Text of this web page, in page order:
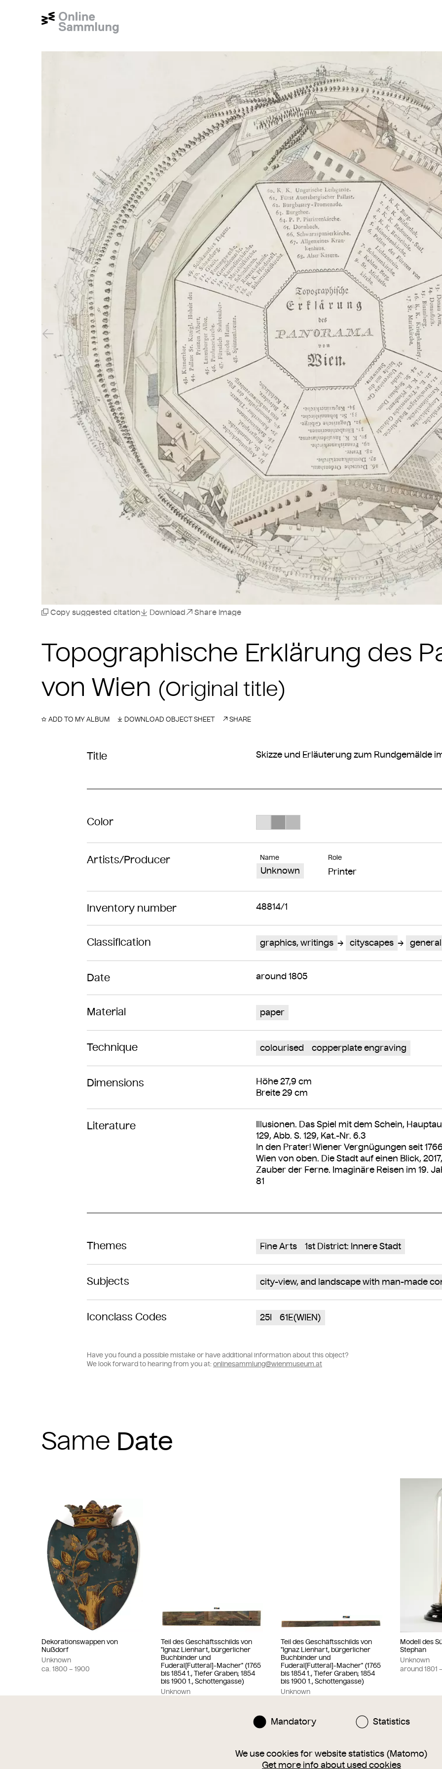
Mandatory Statistics
We use cookies for website statistics (Matomo)
Get more info about used cookies
Topographische Erklärung des
von Wien (Original title)
Copy suggested citation Download Share image
Previous slide
ADD TO MY ALBUM DOWNLOAD OBJECT SHEET SHARE
Title Skizze und Erläuterung zum Rundgemälde
Color
Artists/Producer Name Role
Unknown Printer
Inventory number 48814/1
Classification graphics, writings cityscapes
Date around 1805
Material paper
Technique colourised copperplate engraving
Dimensions
Höhe 27,9 cm
Breite 29 cm
Literature
Illusionen. Das Spiel mit dem Schein,
129, Abb. S. 129, Kat.-Nr. 6.3
In den Prater! Wiener Vergnügungen seit
Wien von oben. Die Stadt auf einen Blick,
Zauber der Ferne. Imaginäre Reisen im 19.
81
Themes Fine Arts 1st District: Innere Stadt
Subjects city-view, and landscape with man-made
Iconclass Codes 25I 61E(WIEN)
Have you found a possible mistake or have additional information about this object?
We look forward to hearing from you at: onlinesammlung@wienmuseum.at
Same
Dekorationswappen von
Nußdorf
Unknown
ca. 1800 – 1900
Teil des Geschäftsschilds von
"Ignaz Lienhart, bürgerlicher
Buchbinder und
Fuderal[Futteral]-Macher" (1765
bis 1854 1., Tiefer Graben; 1854
bis 1900 1., Schottengasse)
Unknown
Teil des Geschäftsschilds von
"Ignaz Lienhart, bürgerlicher
Buchbinder und
Fuderal[Futteral]-Macher" (1765
bis 1854 1., Tiefer Graben; 1854
bis 1900 1., Schottengasse)
Unknown
Modell des
Stephan
Unknown
around1801